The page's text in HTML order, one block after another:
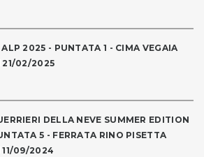
ALP 2025 - PUNTATA 1 - CIMA VEGAIA
02/2025
DELLA NEVE SUMMER EDITION
5 - FERRATA RINO PISETTA
09/2024